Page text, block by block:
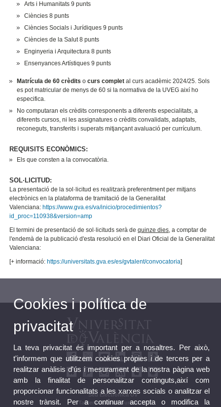
Arts i Humanitats 9 punts
Ciències 8 punts
Ciències Socials i Jurídiques 9 punts
Ciències de la Salut 8 punts
Enginyeria i Arquitectura 8 punts
Ensenyances Artístiques 9 punts
Matrícula de 60 crèdits ocurs complet al curs acadèmic 2024/25. Sols
es pot matricular de menys de 60 si la normativa de la UVEG així ho
especifica.
No computaran els crèdits corresponents a diferents especialitats, a
diferents cursos, ni les assignatures o crèdits convalidats, adaptats,
reconeguts, transferits i superats mitjançant avaluació per currículum.
REQUISITS ECONÒMICS:
Els que consten a la convocatòria.
SOL·LICITUD:
La presentació de la sol·licitud es realitzarà preferentment per mitjans
electrònics en la plataforma de tramitació de la Generalitat
Valenciana: https://www.gva.es/va/inicio/procedimientos?
id_proc=110938&version=amp
El termini de presentació de sol·licituds serà dequinze dies, a comptar de
l'endemà de la publicació d'esta resolució en el Diari Oficial de la Generalitat
Valenciana:
[+ informació: https://universitats.gva.es/es/gvtalent/convocatoria]
Seu Electrònica UV
Tauler oficial d'anuncis UV
Cookies i política de
privacitat
La teva privacitat és important per a nosaltres. Per això,
t'informem que utilitzem cookies pròpies i de tercers per a
realitzar anàlisis d'ús i mesurament de la nostra pàgina web
amb la finalitat de personalitzar continguts,així com
proporcionar funcionalitats a les xarxes socials o analitzar el
nostre trànsit. Per a continuar accepta o modifica la